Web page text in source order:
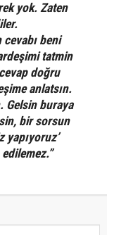
yok. Zaten
cevabı beni
tatmin
doğru
anlatsın.
Gelsin buraya
bir sorsun
yapıyoruz’